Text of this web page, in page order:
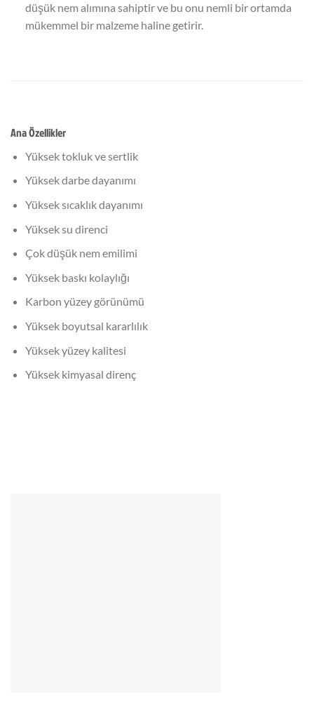
düşük nem alımına sahiptir ve bu onu nemli bir ortamda
mükemmel bir malzeme haline getirir.
Ana Özellikler
Yüksek tokluk ve sertlik
Yüksek darbe dayanımı
Yüksek sıcaklık dayanımı
Yüksek su direnci
Çok düşük nem emilimi
Yüksek baskı kolaylığı
Karbon yüzey görünümü
Yüksek boyutsal kararlılık
Yüksek yüzey kalitesi
Yüksek kimyasal direnç